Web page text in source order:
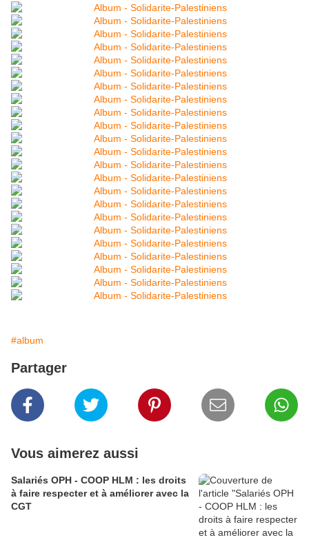
#album
Partager
Vous aimerez aussi
Salariés OPH - COOP HLM : les droits
à faire respecter et à améliorer avec la
CGT